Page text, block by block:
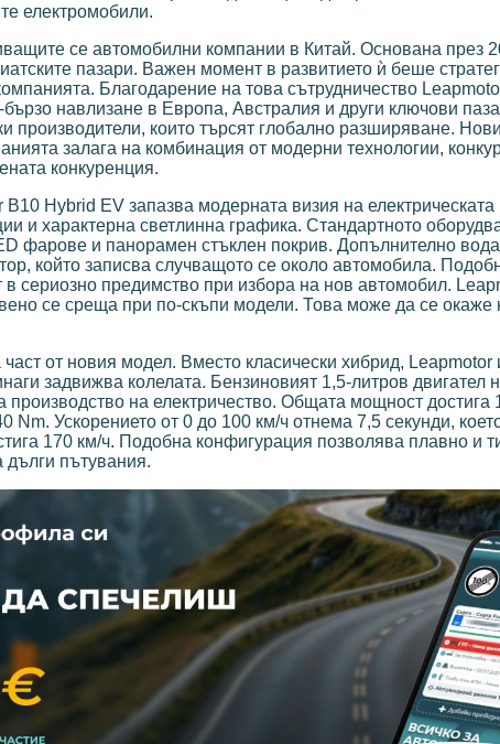
електромобили.
се автомобилни компании в Китай. Основана през
пазари. Важен момент в развитието ѝ беше
Благодарение на това сътрудничество
навлизане в Европа, Австралия и други ключови
производители, които търсят глобално разширяване.
залага на комбинация от модерни технологии,
конкуренция.
Hybrid EV запазва модерната визия на
и характерна светлинна графика. Стандартното
фарове и панорамен стъклен покрив. Допълнително
който записва случващото се около автомобила.
сериозно предимство при избора на нов автомобил.
се среща при по-скъпи модели. Това може да се окаже
от новия модел. Вместо класически хибрид,
задвижва колелата. Бензиновият 1,5-литров
на електричество. Общата мощност достига
Ускорението от 0 до 100 км/ч отнема 7,5 секунди,
170 км/ч. Подобна конфигурация позволява плавно и
дълги пътувания.